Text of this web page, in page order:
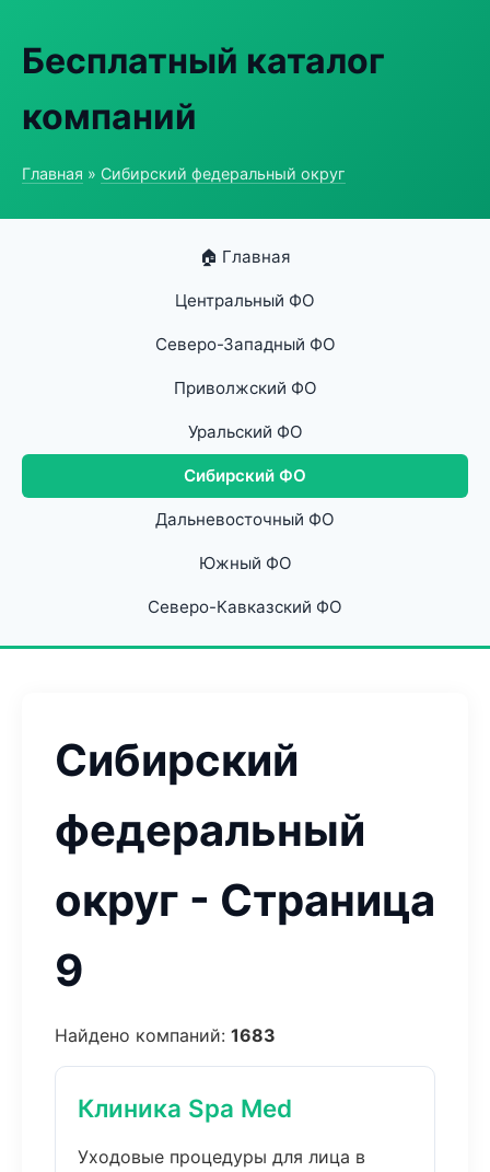
Бесплатный каталог
компаний
Главная » Сибирский федеральный округ
🏠 Главная
Центральный ФО
Северо-Западный ФО
Приволжский ФО
Уральский ФО
Сибирский ФО
Дальневосточный ФО
Южный ФО
Северо-Кавказский ФО
Сибирский
федеральный
округ - Страница
9
Найдено компаний: 1683
Клиника Spa Med
Уходовые процедуры для лица в